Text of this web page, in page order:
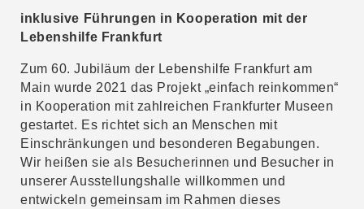
inklusive Führungen in Kooperation mit der
Lebenshilfe Frankfurt
Zum 60. Jubiläum der Lebenshilfe Frankfurt am
Main wurde 2021 das Projekt „einfach reinkommen“
in Kooperation mit zahlreichen Frankfurter Museen
gestartet. Es richtet sich an Menschen mit
Einschränkungen und besonderen Begabungen.
Wir heißen sie als Besucherinnen und Besucher in
unserer Ausstellungshalle willkommen und
entwickeln gemeinsam im Rahmen dieses